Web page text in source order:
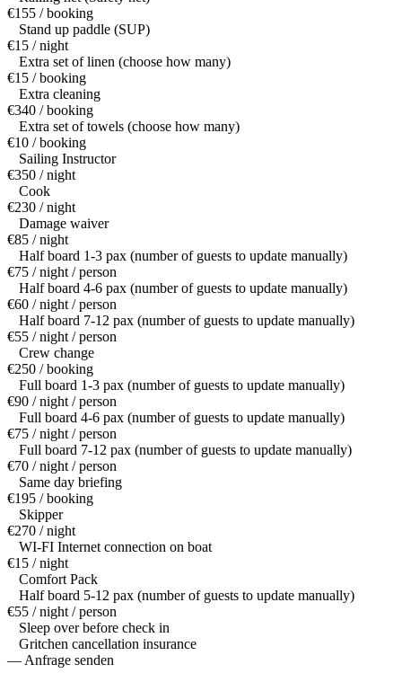
€155 / booking
Stand up paddle (SUP)
€15 / night
Extra set of linen (choose how many)
€15 / booking
Extra cleaning
€340 / booking
Extra set of towels (choose how many)
€10 / booking
Sailing Instructor
€350 / night
Cook
€230 / night
Damage waiver
€85 / night
Half board 1-3 pax (number of guests to update manually)
€75 / night / person
Half board 4-6 pax (number of guests to update manually)
€60 / night / person
Half board 7-12 pax (number of guests to update manually)
€55 / night / person
Crew change
€250 / booking
Full board 1-3 pax (number of guests to update manually)
€90 / night / person
Full board 4-6 pax (number of guests to update manually)
€75 / night / person
Full board 7-12 pax (number of guests to update manually)
€70 / night / person
Same day briefing
€195 / booking
Skipper
€270 / night
WI-FI Internet connection on boat
€15 / night
Comfort Pack
Half board 5-12 pax (number of guests to update manually)
€55 / night / person
Sleep over before check in
Gritchen cancellation insurance
— Anfrage senden